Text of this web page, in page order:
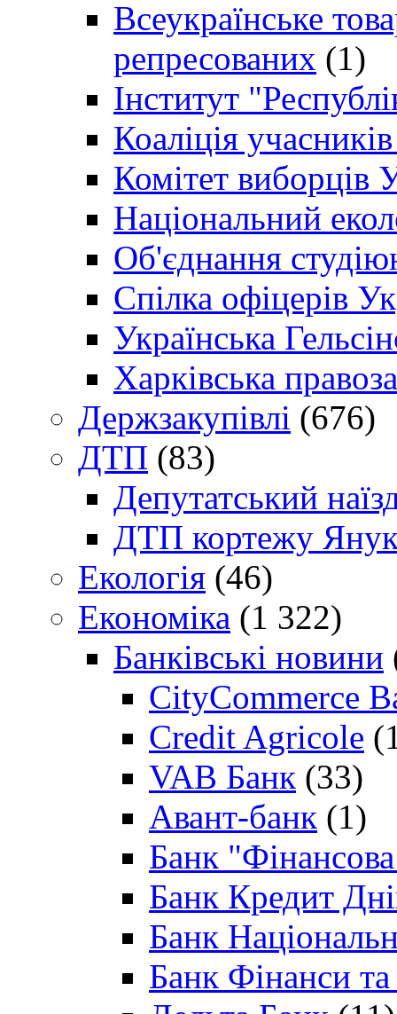
Всеукраїнське
репресованих (1)
Інститут
Коаліція
Комітет виборців
Національний
Об'єднання
Спілка офіцерів
Українська
Харківська
Держзакупівлі (676)
ДТП (83)
Депутатський
ДТП кортежу
Екологія (46)
Економіка (1 322)
Банківські новини
CityCommerce
Credit Agricole
VAB Банк (33)
Авант-банк (1)
Банк "Фінансова
Банк Кредит
Банк
Банк Фінанси